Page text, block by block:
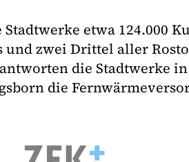
etwa 124.000
und zwei Drittel aller
die Stadtwerke
die